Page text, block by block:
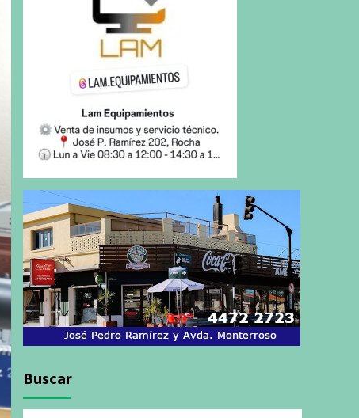
Buscar